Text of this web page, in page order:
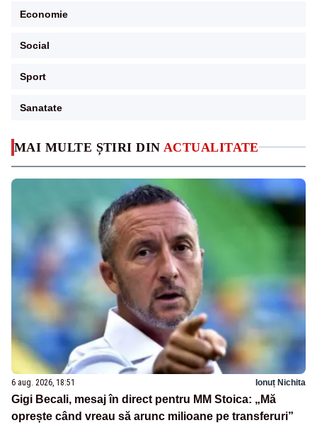
MAI MULTE ȘTIRI DIN ACTUALITATE
6 aug. 2026, 18:51 Ionuț Nichita
Gigi Becali, mesaj în direct pentru MM Stoica: „Mă
oprește când vreau să arunc milioane pe transferuri”
Economie
Social
Sport
Sanatate